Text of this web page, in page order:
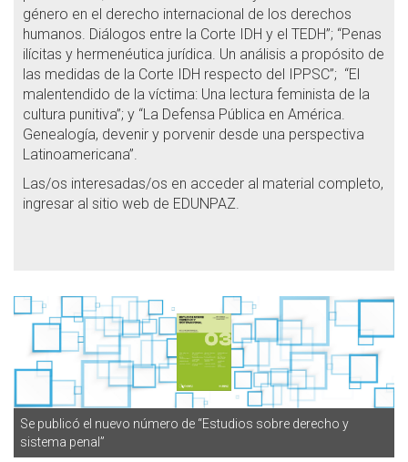
género en el derecho internacional de los derechos
humanos. Diálogos entre la Corte IDH y el TEDH”; “Penas
ilícitas y hermenéutica jurídica. Un análisis a propósito de
las medidas de la Corte IDH respecto del IPPSC”; “El
malentendido de la víctima: Una lectura feminista de la
cultura punitiva”; y “La Defensa Pública en América.
Genealogía, devenir y porvenir desde una perspectiva
Latinoamericana”.
Las/os interesadas/os en acceder al material completo,
ingresar al sitio web de EDUNPAZ.
Se publicó el nuevo número de “Estudios sobre derecho y
sistema penal”